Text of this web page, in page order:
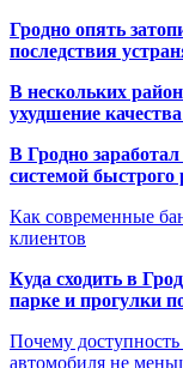
Гродно опять
последствия
В нескольких
ухудшение
В Гродно
системой быстрого
Как современные
клиентов
Куда сходить в
парке и прогулки
Почему
автомобиля не